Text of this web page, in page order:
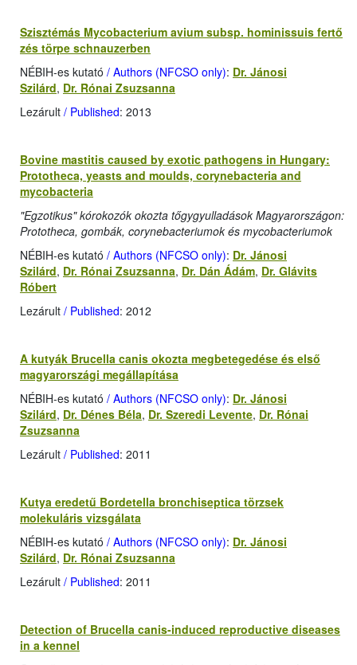
Szisztémás Mycobacterium avium subsp. hominissuis fertő
zés törpe schnauzerben
NÉBIH-es kutató / Authors (NFCSO only): Dr. Jánosi
Szilárd, Dr. Rónai Zsuzsanna
Lezárult / Published: 2013
Bovine mastitis caused by exotic pathogens in Hungary:
Prototheca, yeasts and moulds, corynebacteria and
mycobacteria
"Egzotikus" kórokozók okozta tőgygyulladások Magyarországon:
Prototheca, gombák, corynebacteriumok és mycobacteriumok
NÉBIH-es kutató / Authors (NFCSO only): Dr. Jánosi
Szilárd, Dr. Rónai Zsuzsanna, Dr. Dán Ádám, Dr. Glávits
Róbert
Lezárult / Published: 2012
A kutyák Brucella canis okozta megbetegedése és első
magyarországi megállapítása
NÉBIH-es kutató / Authors (NFCSO only): Dr. Jánosi
Szilárd, Dr. Dénes Béla, Dr. Szeredi Levente, Dr. Rónai
Zsuzsanna
Lezárult / Published: 2011
Kutya eredetű Bordetella bronchiseptica törzsek
molekuláris vizsgálata
NÉBIH-es kutató / Authors (NFCSO only): Dr. Jánosi
Szilárd, Dr. Rónai Zsuzsanna
Lezárult / Published: 2011
Detection of Brucella canis-induced reproductive diseases
in a kennel